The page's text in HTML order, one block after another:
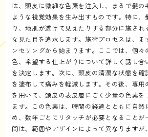
は、頭皮に微細な色素を注入し、まるで髪の
ような視覚効果を生み出すものです。特に、
り、地肌が透けて見えたりする部分に施さ
な見た目を追求します。施術プロセスは、ま
ンセリングから始まります。ここでは、個々
色、希望する仕上がりについて詳しく話し合
を決定します。次に、頭皮の清潔な状態を確
を塗布して痛みを軽減します。その後、専用
を用いて、頭皮の表皮層にごく少量の色素を
ます。この色素は、時間の経過とともに自然
め、数年ごとにリタッチが必要となることが
間は、範囲やデザインによって異なりますが